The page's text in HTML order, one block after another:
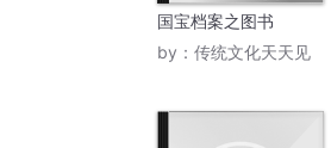
国宝档案之图书
by： 传统文化天天见